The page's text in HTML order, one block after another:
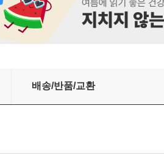
배송/반품/교환